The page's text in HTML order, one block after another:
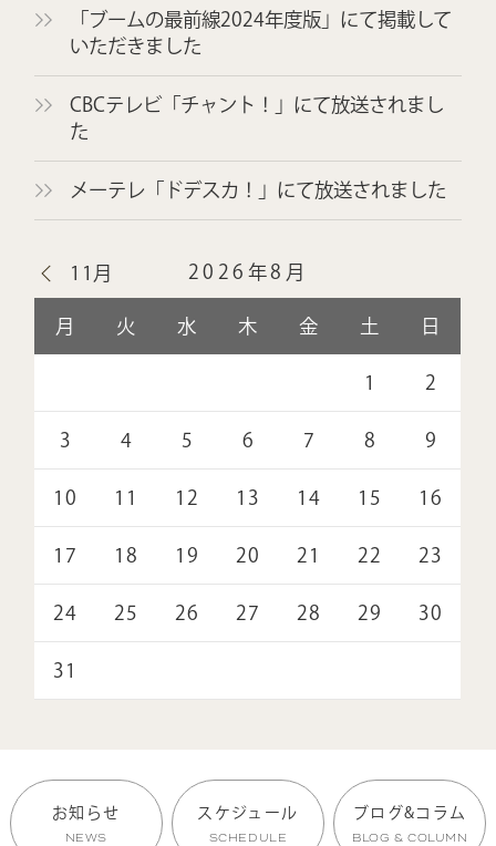
「ブームの最前線2024年度版」にて掲載して
いただきました
CBCテレビ「チャント！」にて放送されまし
た
メーテレ「ドデスカ！」にて放送されました
2026年8月
月 火 水 木 金 土 日
11月
1 2
3 4 5 6 7 8 9
10 11 12 13 14 15 16
17 18 19 20 21 22 23
24 25 26 27 28 29 30
31
お知らせ
NEWS
スケジュール
SCHEDULE
ブログ&コラム
BLOG & COLUMN